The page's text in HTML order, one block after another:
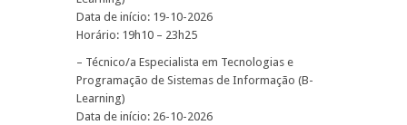
Data de início: 19-10-2026
Horário: 19h10 – 23h25
– Técnico/a Especialista em Tecnologias e
Programação de Sistemas de Informação (B-
Learning)
Data de início: 26-10-2026